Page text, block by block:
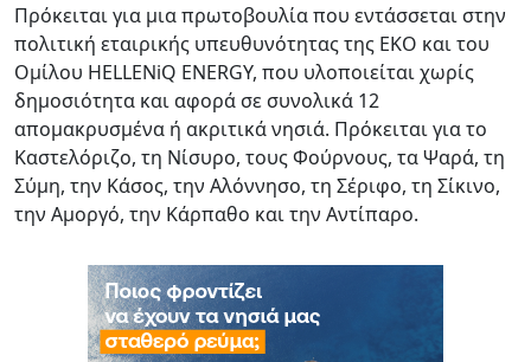
Πρόκειται για μια πρωτοβουλία που εντάσσεται στην
πολιτική εταιρικής υπευθυνότητας της ΕΚΟ και του
Ομίλου HELLENiQ ENERGY, που υλοποιείται χωρίς
δημοσιότητα και αφορά σε συνολικά 12
απομακρυσμένα ή ακριτικά νησιά. Πρόκειται για το
Καστελόριζο, τη Νίσυρο, τους Φούρνους, τα Ψαρά, τη
Σύμη, την Κάσος, την Αλόννησο, τη Σέριφο, τη Σίκινο,
την Αμοργό, την Κάρπαθο και την Αντίπαρο.